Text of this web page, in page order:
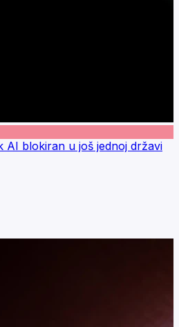
AI blokiran u još jednoj državi